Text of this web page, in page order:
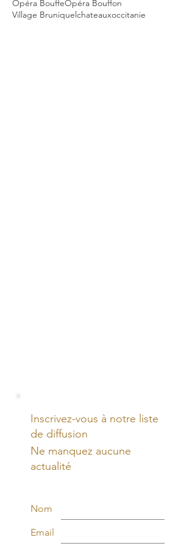
MontaubanOccitanieOffenbach
Inscrivez-vous à notre liste
de diffusion
Ne manquez aucune
Nom